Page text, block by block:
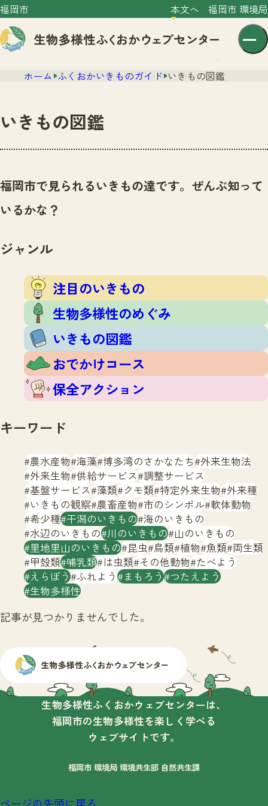
福岡市 本文へ 福岡市 環境局
文字サイズ 小 中 大
センター紹介
センター紹介TOP
サイトポリシー
ニュース
いきものガイド
注目のいきもの
生物多様性のめぐみ
いきもの図鑑
おでかけコース
保全アクション
イベント
いきもの調査隊
調査レポート
調査レポートTOP
調査結果
ふくおかいきものマップ
マッチング
マッチングTOP
掲載申し込みフォーム
お問合せ
生物多様性ふくおかウェブセンターとは
サイトマップ
ホーム ふくおかいきものガイド いきもの図鑑
いきもの図鑑
福岡市で見られるいきもの達です。ぜんぶ知って
いるかな？
ジャンル
注目のいきもの
生物多様性のめぐみ
いきもの図鑑
おでかけコース
保全アクション
キーワード
農水産物 海藻 博多湾のさかなたち 外来生物法
外来生物 供給サービス 調整サービス
基盤サービス 藻類 クモ類 特定外来生物 外来種
いきもの観察 農畜産物 市のシンボル 軟体動物
希少種 干潟のいきもの 海のいきもの
水辺のいきもの 川のいきもの 山のいきもの
里地里山のいきもの 昆虫 鳥類 植物 魚類 両生類
甲殻類 哺乳類 は虫類 その他動物 たべよう
えらぼう ふれよう まもろう つたえよう
生物多様性
記事が見つかりませんでした。
生物多様性ふくおかウェブセンターは、
福岡市の生物多様性を楽しく学べる
ウェブサイトです。
福岡市 環境局 環境共生部 自然共生課